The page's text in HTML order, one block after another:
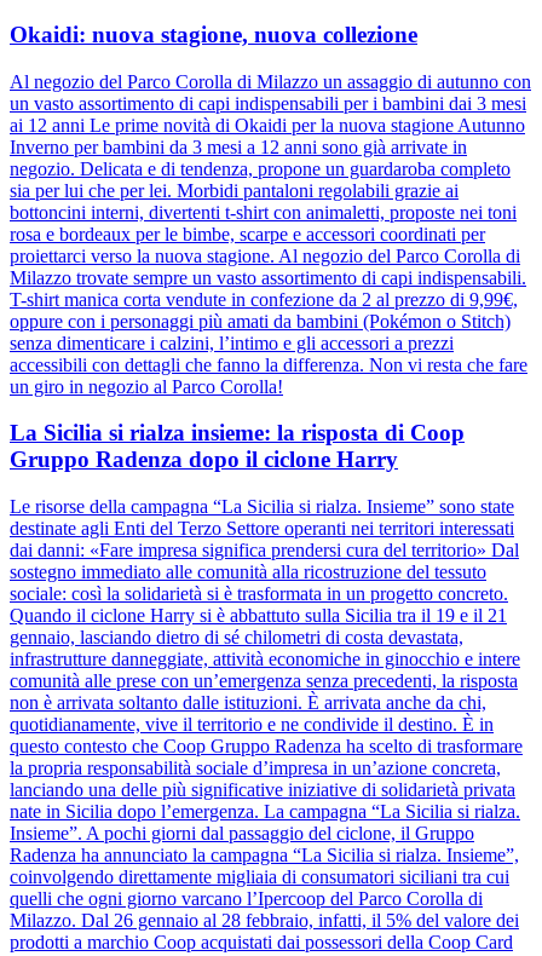
Okaidi: nuova stagione, nuova collezione
Al negozio del Parco Corolla di Milazzo un assaggio di autunno con
un vasto assortimento di capi indispensabili per i bambini dai 3 mesi
ai 12 anni Le prime novità di Okaidi per la nuova stagione Autunno
Inverno per bambini da 3 mesi a 12 anni sono già arrivate in
negozio. Delicata e di tendenza, propone un guardaroba completo
sia per lui che per lei. Morbidi pantaloni regolabili grazie ai
bottoncini interni, divertenti t-shirt con animaletti, proposte nei toni
rosa e bordeaux per le bimbe, scarpe e accessori coordinati per
proiettarci verso la nuova stagione. Al negozio del Parco Corolla di
Milazzo trovate sempre un vasto assortimento di capi indispensabili.
T-shirt manica corta vendute in confezione da 2 al prezzo di 9,99€,
oppure con i personaggi più amati da bambini (Pokémon o Stitch)
senza dimenticare i calzini, l’intimo e gli accessori a prezzi
accessibili con dettagli che fanno la differenza. Non vi resta che fare
un giro in negozio al Parco Corolla!
La Sicilia si rialza insieme: la risposta di Coop
Gruppo Radenza dopo il ciclone Harry
Le risorse della campagna “La Sicilia si rialza. Insieme” sono state
destinate agli Enti del Terzo Settore operanti nei territori interessati
dai danni: «Fare impresa significa prendersi cura del territorio» Dal
sostegno immediato alle comunità alla ricostruzione del tessuto
sociale: così la solidarietà si è trasformata in un progetto concreto.
Quando il ciclone Harry si è abbattuto sulla Sicilia tra il 19 e il 21
gennaio, lasciando dietro di sé chilometri di costa devastata,
infrastrutture danneggiate, attività economiche in ginocchio e intere
comunità alle prese con un’emergenza senza precedenti, la risposta
non è arrivata soltanto dalle istituzioni. È arrivata anche da chi,
quotidianamente, vive il territorio e ne condivide il destino. È in
questo contesto che Coop Gruppo Radenza ha scelto di trasformare
la propria responsabilità sociale d’impresa in un’azione concreta,
lanciando una delle più significative iniziative di solidarietà privata
nate in Sicilia dopo l’emergenza. La campagna “La Sicilia si rialza.
Insieme”. A pochi giorni dal passaggio del ciclone, il Gruppo
Radenza ha annunciato la campagna “La Sicilia si rialza. Insieme”,
coinvolgendo direttamente migliaia di consumatori siciliani tra cui
quelli che ogni giorno varcano l’Ipercoop del Parco Corolla di
Milazzo. Dal 26 gennaio al 28 febbraio, infatti, il 5% del valore dei
prodotti a marchio Coop acquistati dai possessori della Coop Card